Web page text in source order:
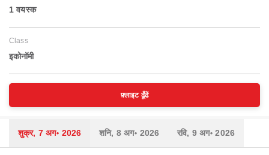
1 वयस्‍क
Class
इकोनॉमी
फ़्लाइट ढूँढें
शुक्र, 7 अग॰ 2026 शनि, 8 अग॰ 2026 रवि, 9 अग॰ 2026